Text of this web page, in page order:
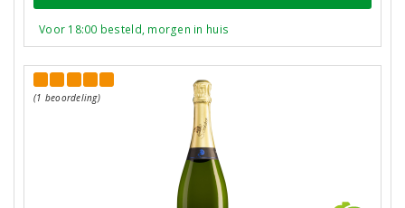
Voor 18:00 besteld, morgen in huis
(1 beoordeling)